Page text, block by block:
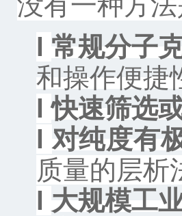
l 常规分子
和操作便捷
l 快速筛选
l 对纯度有
质量的层析
l 大规模工